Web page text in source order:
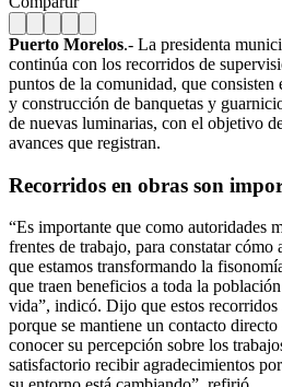
Puerto Morelos.- La presidenta
continúa con los recorridos de
puntos de la comunidad, que
y construcción de banquetas y
de nuevas luminarias, con el objetivo
avances que registran.
Recorridos en obras son
“Es importante que como autoridades
frentes de trabajo, para constatar cómo
que estamos transformando la
que traen beneficios a toda la
vida”, indicó. Dijo que estos recorridos
porque se mantiene un contacto
conocer su percepción sobre los
satisfactorio recibir agradecimientos